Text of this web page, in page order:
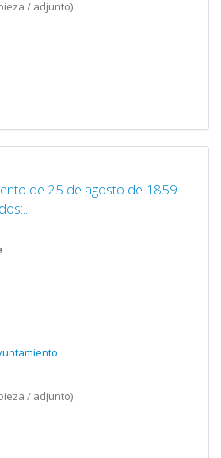
/ adjunto)
de 25 de agosto de 1859.
/ adjunto)